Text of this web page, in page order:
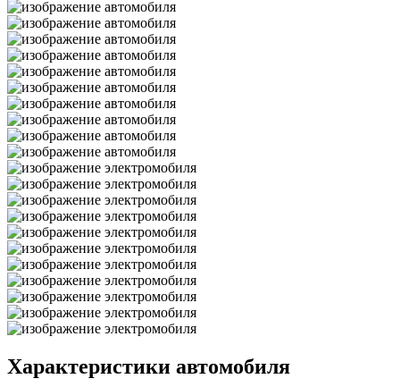
Характеристики автомобиля